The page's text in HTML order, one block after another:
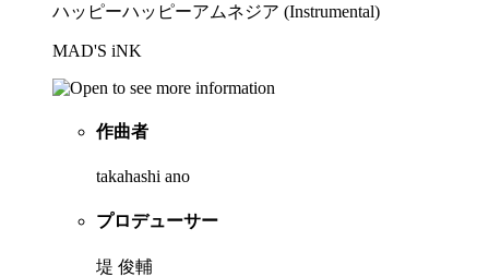
ハッピーハッピーアムネジア (Instrumental)
MAD'S iNK
作曲者
takahashi ano
プロデューサー
堤 俊輔